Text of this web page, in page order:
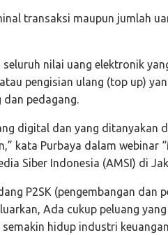
transaksi maupun jumlah
nilai uang elektronik
pengisian ulang (top up)
dan pedagang.
digital dan yang ditanyakan
kata Purbaya dalam webinar
Siber Indonesia (AMSI) di
P2SK (pengembangan dan
Ada cukup peluang
hidup industri